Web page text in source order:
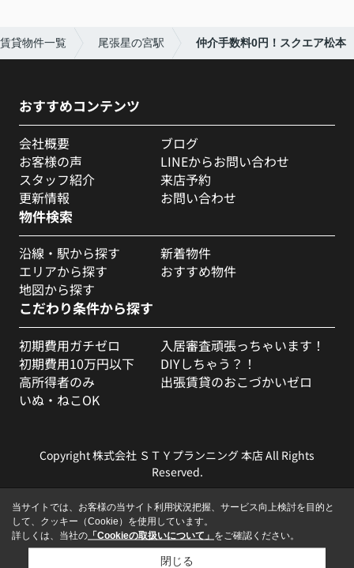
貸物件一覧 尾張星の宮駅 仲介手数料0円！スクエア松本
おすすめコンテンツ
会社概要
お客様の声
スタッフ紹介
更新情報
ブログ
LINEからお問い合わせ
来店予約
お問い合わせ
物件検索
沿線・駅から探す
エリアから探す
地図から探す
新着物件
おすすめ物件
こだわり条件から探す
初期費用ガチゼロ
初期費用10万円以下
高所得者のみ
いぬ・ねこOK
入居審査頑張っちゃいます！
DIYしちゃう？！
出張賃貸のおこづかいゼロ
Copyright 株式会社 ＳＴＹプランニング 本店 All Rights
Reserved.
当サイトでは、お客様の当サイト利用状況把握、サービス向上検討を目的と
して、クッキー（Cookie）を使用しています。
詳しくは、当社の 「Cookieの取扱いについて」 をご確認ください。
閉じる